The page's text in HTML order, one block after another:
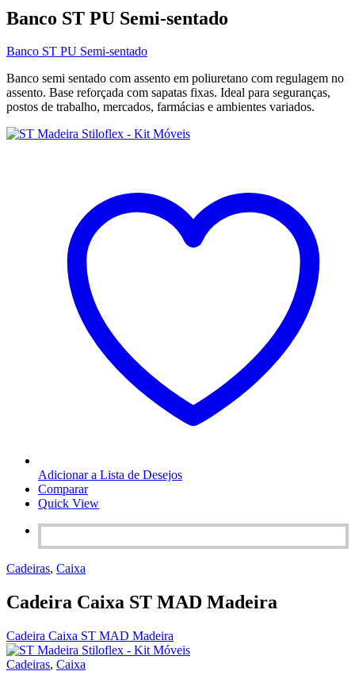
Banco ST PU Semi-sentado
Banco ST PU Semi-sentado
Banco semi sentado com assento em poliuretano com regulagem no
assento. Base reforçada com sapatas fixas. Ideal para seguranças,
postos de trabalho, mercados, farmácias e ambientes variados.
Adicionar a Lista de Desejos
Comparar
Quick View
Cadeiras, Caixa
Cadeira Caixa ST MAD Madeira
Cadeira Caixa ST MAD Madeira
Cadeiras, Caixa